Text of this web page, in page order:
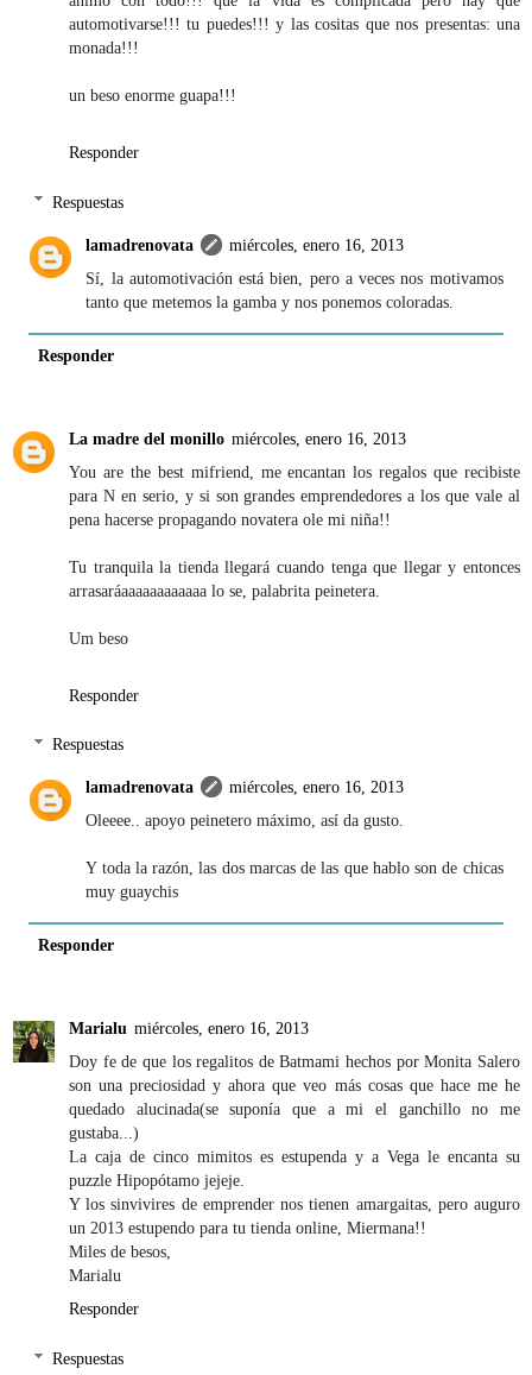
automotivarse!!! tu puedes!!! y las cositas que nos presentas: una
monada!!!
un beso enorme guapa!!!
Responder
Respuestas
lamadrenovata
miércoles, enero 16, 2013
Sí, la automotivación está bien, pero a veces nos motivamos
tanto que metemos la gamba y nos ponemos coloradas.
Responder
La madre del monillo miércoles, enero 16, 2013
You are the best mifriend, me encantan los regalos que recibiste
para N en serio, y si son grandes emprendedores a los que vale al
pena hacerse propagando novatera ole mi niña!!
Tu tranquila la tienda llegará cuando tenga que llegar y entonces
arrasaráaaaaaaaaaaaa lo se, palabrita peinetera.
Um beso
Responder
Respuestas
lamadrenovata
miércoles, enero 16, 2013
Oleeee.. apoyo peinetero máximo, así da gusto.
Y toda la razón, las dos marcas de las que hablo son de chicas
muy guaychis
Responder
Marialu miércoles, enero 16, 2013
Doy fe de que los regalitos de Batmami hechos por Monita Salero
son una preciosidad y ahora que veo más cosas que hace me he
quedado alucinada(se suponía que a mi el ganchillo no me
gustaba...)
La caja de cinco mimitos es estupenda y a Vega le encanta su
puzzle Hipopótamo jejeje.
Y los sinvivires de emprender nos tienen amargaitas, pero auguro
un 2013 estupendo para tu tienda online, Miermana!!
Miles de besos,
Marialu
Responder
Respuestas